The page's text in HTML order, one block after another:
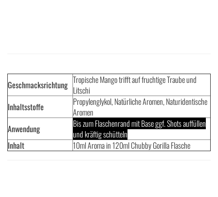
Geschmacksrichtung Tropische Mango trifft auf fruchtige Traube und
Litschi
Inhaltsstoffe
Propylenglykol, Natürliche Aromen, Naturidentische
Aromen
Anwendung
Bis zum Flaschenrand mit Base ggf. Shots auffüllen
und kräftig schütteln
Inhalt
10ml Aroma in 120ml Chubby Gorilla Flasche